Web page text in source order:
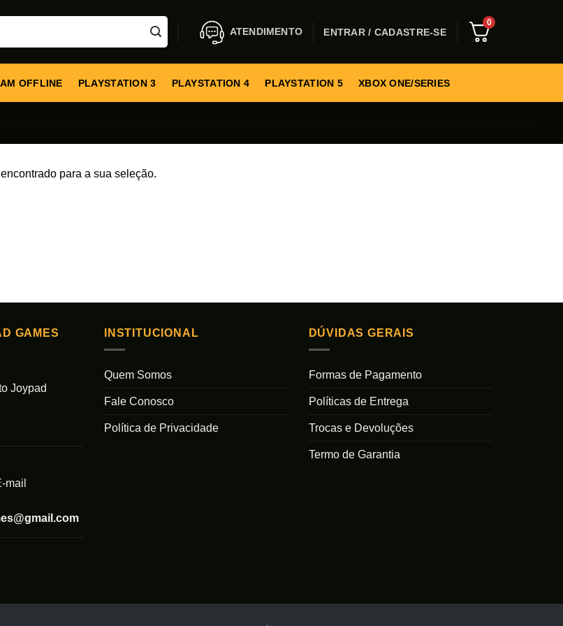
ATENDIMENTO ENTRAR / CADASTRE-SE
0
OFFLINE PLAYSTATION 3 PLAYSTATION 4 PLAYSTATION 5 XBOX ONE/SERIES
para a sua seleção.
GAMES
Joypad
mail
INSTITUCIONAL
Quem Somos
Fale Conosco
Política de Privacidade
DÚVIDAS GERAIS
Formas de Pagamento
Políticas de Entrega
Trocas e Devoluções
Termo de Garantia